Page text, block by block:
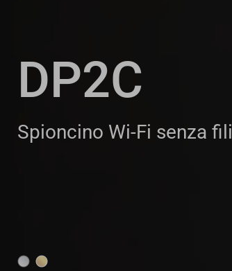
DP2C
Spioncino Wi-Fi senza fili